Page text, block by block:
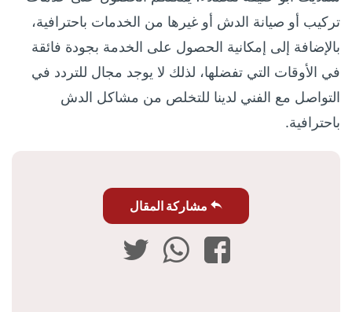
تركيب أو صيانة الدش أو غيرها من الخدمات باحترافية،
بالإضافة إلى إمكانية الحصول على الخدمة بجودة فائقة
في الأوقات التي تفضلها، لذلك لا يوجد مجال للتردد في
التواصل مع الفني لدينا للتخلص من مشاكل الدش
باحترافية.
مشاركة المقال
فيسبوكواتساب